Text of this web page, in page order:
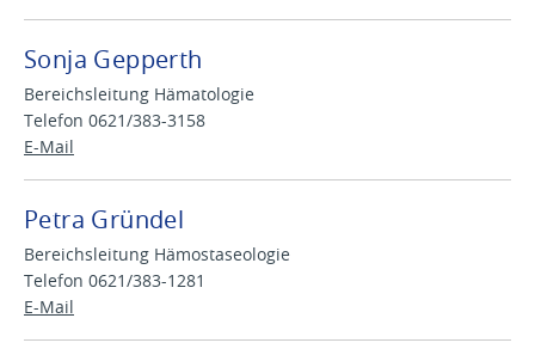
Sonja Gepperth
Bereichsleitung Hämatologie
Telefon 0621/383-3158
E-Mail
Petra Gründel
Bereichsleitung Hämostaseologie
Telefon 0621/383-1281
E-Mail